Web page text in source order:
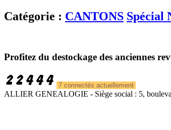
Catégorie : CANTONS Spécial
Profitez du destockage des anciennes
7 connectés actuellement
ALLIER GENEALOGIE - Siège social : 5,